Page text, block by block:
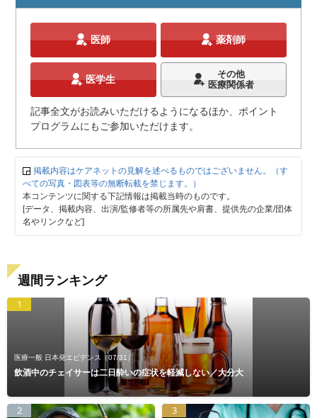
医師 薬剤師
医学生
その他
医療関係者
記事全文がお読みいただけるようになるほか、ポイント
プログラムにもご参加いただけます。
掲載内容はケアネットの見解を述べるものではございません。（す
べての写真・図表等の無断転載を禁じます。）
本コンテンツに関する下記情報は掲載当時のものです。
[データ、掲載内容、出演/監修者等の所属先や肩書、提供先の企業/団体
名やリンクなど]
週間ランキング
1
医療一般 日本発エビデンス （07/31）
飲酒中のチェイサーは二日酔いの症状を軽減しない／大分大
2 3